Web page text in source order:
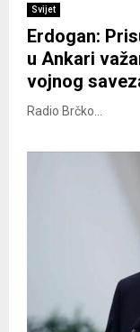
Svijet
Erdogan:
u Ankari
vojnog
Radio Brčko...